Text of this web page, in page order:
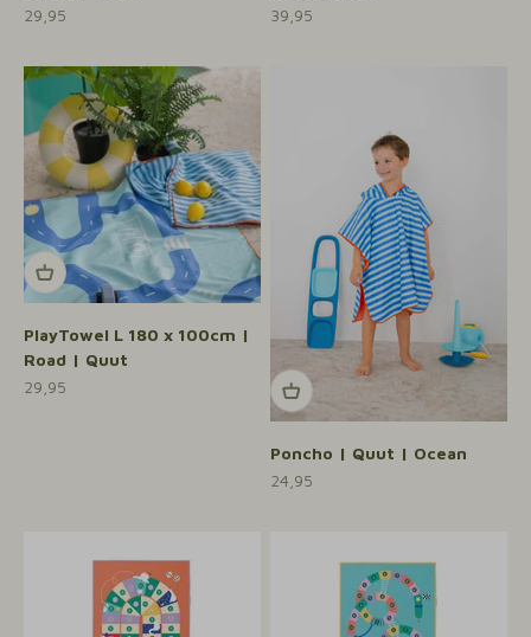
Aanbiedingsprijs
29,95
Aanbiedingsprijs
39,95
PlayTowel L 180 x 100cm |
Road | Quut
Aanbiedingsprijs
29,95
Poncho | Quut | Ocean
Aanbiedingsprijs
24,95